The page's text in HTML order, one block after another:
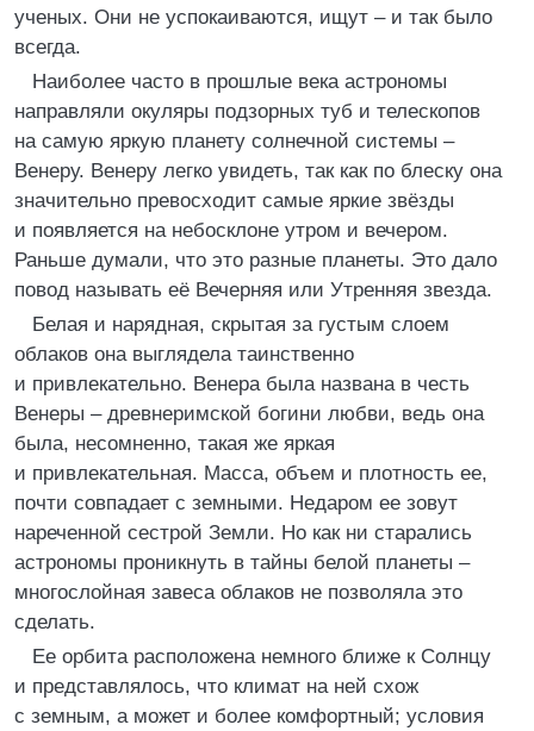
ученых. Они не успокаиваются, ищут – и так было
всегда.
Наиболее часто в прошлые века астрономы
направляли окуляры подзорных туб и телескопов
на самую яркую планету солнечной системы –
Венеру. Венеру легко увидеть, так как по блеску она
значительно превосходит самые яркие звёзды
и появляется на небосклоне утром и вечером.
Раньше думали, что это разные планеты. Это дало
повод называть её Вечерняя или Утренняя звезда.
Белая и нарядная, скрытая за густым слоем
облаков она выглядела таинственно
и привлекательно. Венера была названа в честь
Венеры – древнеримской богини любви, ведь она
была, несомненно, такая же яркая
и привлекательная. Масса, объем и плотность ее,
почти совпадает с земными. Недаром ее зовут
нареченной сестрой Земли. Но как ни старались
астрономы проникнуть в тайны белой планеты –
многослойная завеса облаков не позволяла это
сделать.
Ее орбита расположена немного ближе к Солнцу
и представлялось, что климат на ней схож
с земным, а может и более комфортный; условия